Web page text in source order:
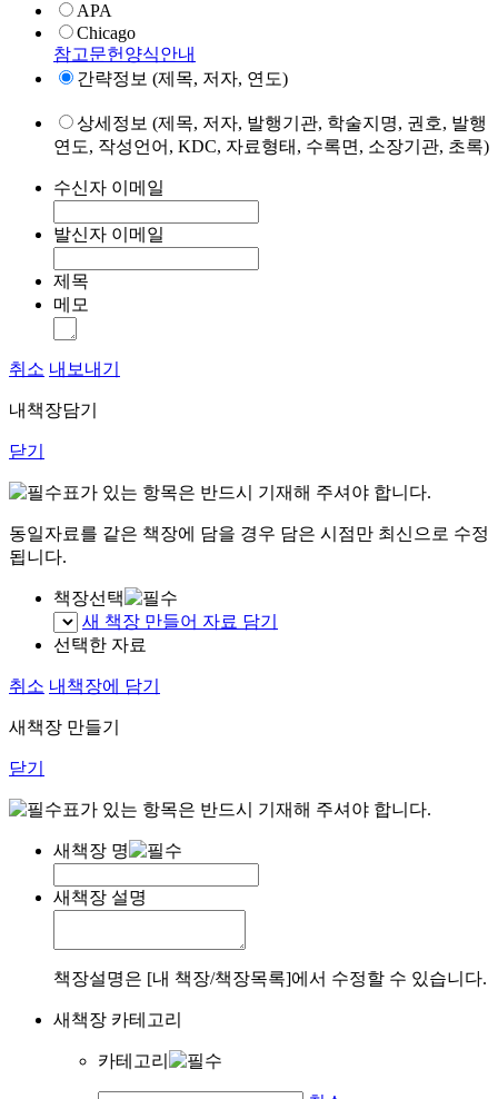
APA
Chicago
참고문헌양식안내
간략정보 (제목, 저자, 연도)
상세정보 (제목, 저자, 발행기관, 학술지명, 권호, 발행
연도, 작성언어, KDC, 자료형태, 수록면, 소장기관, 초록)
수신자 이메일
발신자 이메일
제목
메모
취소 내보내기
내책장담기
닫기
표가 있는 항목은 반드시 기재해 주셔야 합니다.
동일자료를 같은 책장에 담을 경우 담은 시점만 최신으로 수정
됩니다.
책장선택
새 책장 만들어 자료 담기
선택한 자료
취소 내책장에 담기
새책장 만들기
닫기
표가 있는 항목은 반드시 기재해 주셔야 합니다.
새책장 명
새책장 설명
책장설명은 [내 책장/책장목록]에서 수정할 수 있습니다.
새책장 카테고리
카테고리